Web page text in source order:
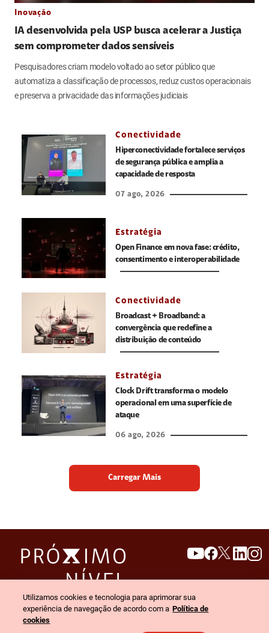
Inovação
IA desenvolvida pela USP busca acelerar a Justiça
sem comprometer dados sensíveis
Pesquisadores criam modelo voltado ao setor público que
automatiza a classificação de processos, reduz custos operacionais
e preserva a privacidade das informações judiciais
Conectividade
Hiperconectividade fortalece serviços
de segurança pública e amplia a
capacidade de resposta
07 ago, 2026
Estratégia
Open Finance em nova fase: crédito,
consentimento e interoperabilidade
Conectividade
Broadcast + Broadband: a
convergência que redefine a
distribuição de conteúdo
Estratégia
Clock Drift transforma o modelo
operacional em uma superfície de
ataque
06 ago, 2026
Carregar Mais
search
Utilizamos cookies e tecnologia para aprimorar sua
experiência de navegação de acordo com a Política de
cookies